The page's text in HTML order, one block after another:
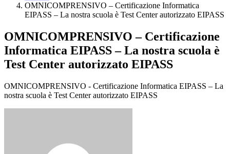
OMNICOMPRENSIVO – Certificazione Informatica
EIPASS – La nostra scuola è Test Center autorizzato EIPASS
OMNICOMPRENSIVO – Certificazione
Informatica EIPASS – La nostra scuola è
Test Center autorizzato EIPASS
OMNICOMPRENSIVO - Certificazione Informatica EIPASS – La
nostra scuola è Test Center autorizzato EIPASS